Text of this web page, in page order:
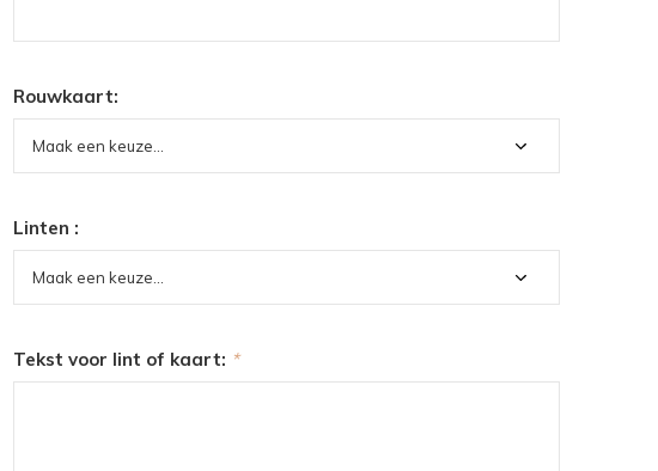
Rouwkaart:
Linten :
Tekst voor lint of kaart: *